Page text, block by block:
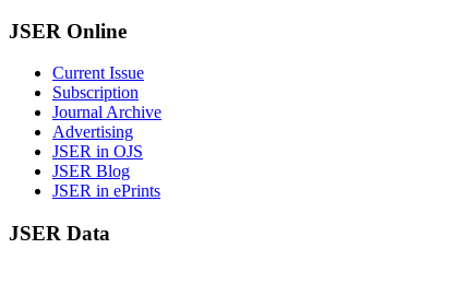
JSER Online
Current Issue
Subscription
Journal Archive
Advertising
JSER in OJS
JSER Blog
JSER in ePrints
JSER Data